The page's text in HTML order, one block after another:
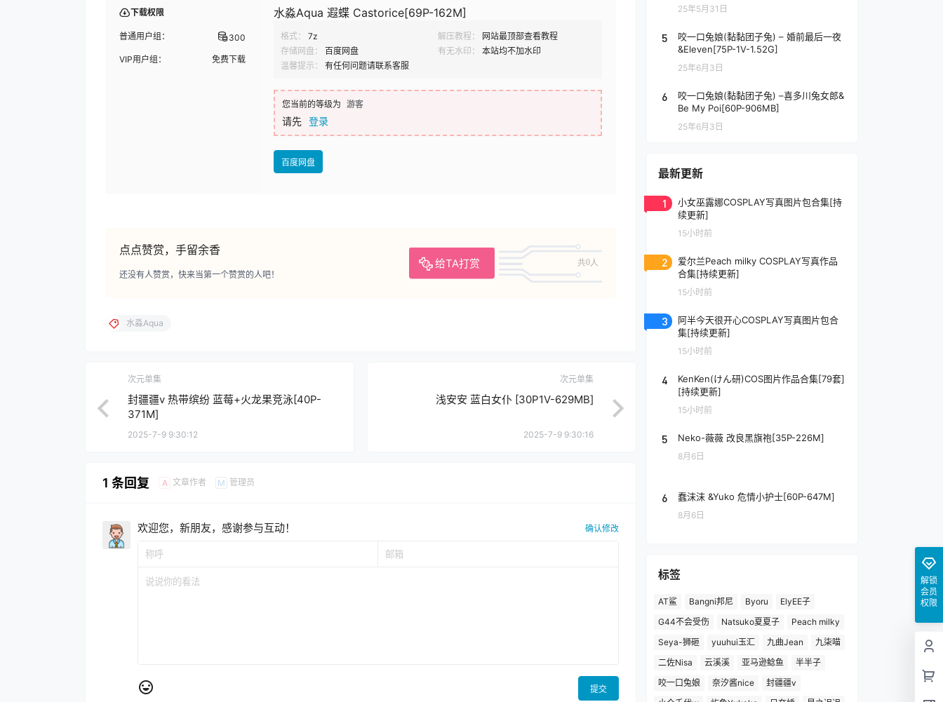
下载权限
普通用户组： 300
VIP用户组： 免费下载
水淼Aqua 遐蝶 Castorice[69P-162M]
格式： 7z 解压教程：
网站最顶部查看教程
存储网盘：
百度网盘 有无水印：
本站均不加水印
温馨提示：
有任何问题请联系客服
您当前的等级为 游客
请先 登录
百度网盘
点点赞赏，手留余香
给TA打赏 共0人
还没有人赞赏，快来当第一个赞赏的人吧！
水淼Aqua
次元单集
封疆疆v 热带缤纷 蓝莓+火龙果竞泳[40P-
371M]
2025-7-9 9:30:12
次元单集
浅安安 蓝白女仆 [30P1V-629MB]
2025-7-9 9:30:16
1 条回复 A 文章作者 M 管理员
欢迎您，新朋友，感谢参与互动！ 确认修改
提交
25年5月31日
5
咬一口兔娘(黏黏团子兔) – 婚前最后一夜
&Eleven[75P-1V-1.52G]
25年6月3日
6
咬一口兔娘(黏黏团子兔) –喜多川兔女郎&
Be My Poi[60P-906MB]
25年6月3日
最新更新
1
小女巫露娜COSPLAY写真图片包合集[持
续更新]
15小时前
2
爱尔兰Peach milky COSPLAY写真作品
合集[持续更新]
15小时前
3
阿半今天很开心COSPLAY写真图片包合
集[持续更新]
15小时前
4
KenKen(けん研)COS图片作品合集[79套]
[持续更新]
15小时前
5 Neko-薇薇 改良黑旗袍[35P-226M]
8月6日
6 蠢沫沫 &Yuko 危情小护士[60P-647M]
8月6日
标签
AT鲨 Bangni邦尼 Byoru
ElyEE子
G44不会受伤
Natsuko夏夏子
Peach milky
Seya-狮砸
yuuhui玉汇 九曲Jean
九柒喵
二佐Nisa
云溪溪 亚马逊鲶鱼
半半子
咬一口兔娘
奈汐酱nice
封疆疆v
解锁
会员
权限